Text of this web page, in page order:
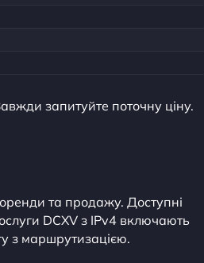
запитуйте поточну ціну.
та продажу. Доступні
DCXV з IPv4 включають
з маршрутизацією.